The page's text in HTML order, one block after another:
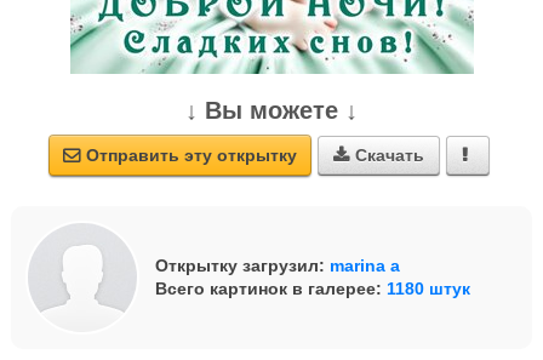
↓ Вы можете ↓
 Отправить эту открытку  Скачать 
Открытку загрузил: marina a
Всего картинок в галерее: 1180 штук